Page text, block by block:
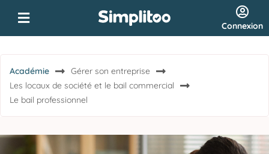
Connexion
Académie
Gérer son entreprise
Les locaux de société et le bail commercial
Le bail professionnel